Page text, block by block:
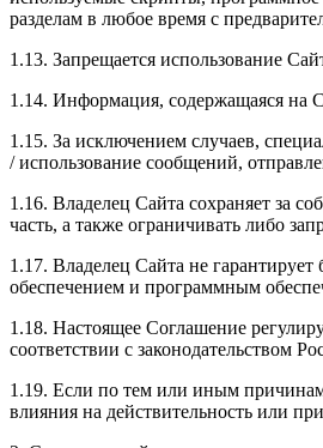
разделам в любое время с
1.13. Запрещается использование
1.14. Информация, содержащаяся на
1.15. За исключением случаев,
/ использование сообщений,
1.16. Владелец Сайта сохраняет за
часть, а также ограничивать либо
1.17. Владелец Сайта не
обеспечением и программным
1.18. Настоящее Соглашение
соответствии с законодательством
1.19. Если по тем или иным
влияния на действительность или